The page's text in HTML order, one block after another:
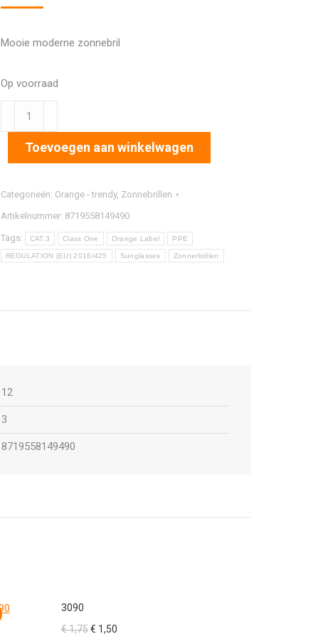
Mooie moderne zonnebril
Op voorraad
aantal
Toevoegen aan winkelwagen
Categorieën: Orange - trendy, Zonnebrillen
Artikelnummer: 8719558149490
Tags: CAT.3 Class One Orange Label PPE
REGULATION (EU) 2016/425 Sunglasses Zonnerbrillen
12
3
8719558149490
3090
€1,75 Oorspronkelijke
€ 1,50Huidige